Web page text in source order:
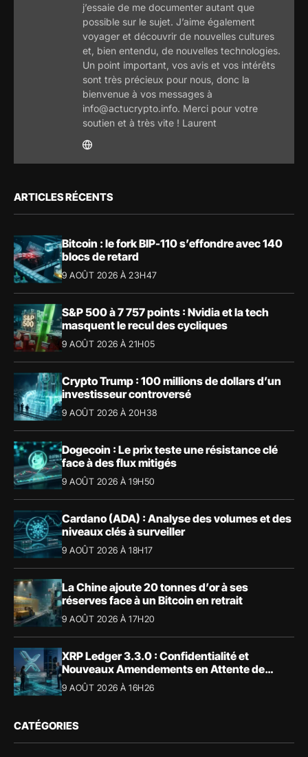
j’essaie de me documenter autant que
possible sur le sujet. J’aime également
voyager et découvrir de nouvelles cultures
et, bien entendu, de nouvelles technologies.
Un point important, vos avis et vos intérêts
sont très précieux pour nous, donc la
bienvenue à vos messages à
info@actucrypto.info. Merci pour votre
soutien et à très vite ! Laurent
ARTICLES RÉCENTS
Bitcoin : le fork BIP-110 s’effondre avec 140
blocs de retard
9 AOÛT 2026 À 23H47
S&P 500 à 7 757 points : Nvidia et la tech
masquent le recul des cycliques
9 AOÛT 2026 À 21H05
Crypto Trump : 100 millions de dollars d’un
investisseur controversé
9 AOÛT 2026 À 20H38
Dogecoin : Le prix teste une résistance clé
face à des flux mitigés
9 AOÛT 2026 À 19H50
Cardano (ADA) : Analyse des volumes et des
niveaux clés à surveiller
9 AOÛT 2026 À 18H17
La Chine ajoute 20 tonnes d’or à ses
réserves face à un Bitcoin en retrait
9 AOÛT 2026 À 17H20
XRP Ledger 3.3.0 : Confidentialité et
Nouveaux Amendements en Attente de
Validation
9 AOÛT 2026 À 16H26
CATÉGORIES